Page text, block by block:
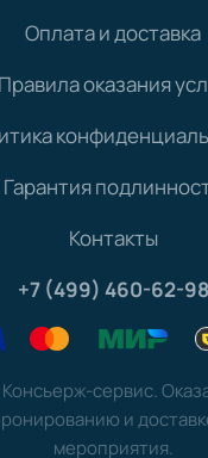
Оплата и доставка
Правила оказания
Гарантия
Контакты
+7 (499) 460-62-98
сервис.
и
мероприятия.